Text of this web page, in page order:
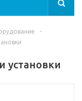
-
установки